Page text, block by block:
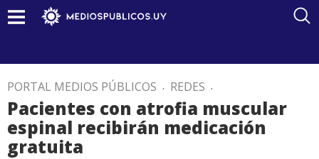
PORTAL MEDIOS PÚBLICOS . REDES .
Pacientes con atrofia muscular
espinal recibirán medicación
gratuita